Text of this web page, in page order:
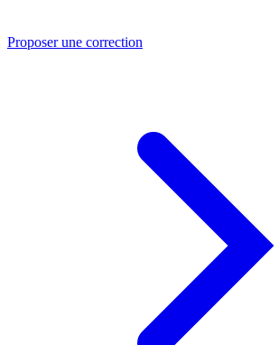
Proposer une correction